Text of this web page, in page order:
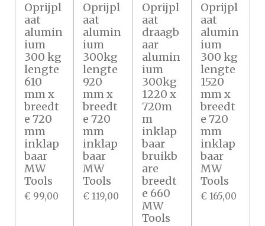
Oprijpl
aat
alumin
ium
300 kg
lengte
610
mm x
breedt
e 720
mm
inklap
baar
MW
Tools
€ 99,00
Oprijpl
aat
alumin
ium
300kg
lengte
920
mm x
breedt
e 720
mm
inklap
baar
MW
Tools
€ 119,00
Oprijpl
aat
draagb
aar
alumin
ium
300kg
1220 x
720m
m
inklap
baar
bruikb
are
breedt
e 660
MW
Tools
Oprijpl
aat
alumin
ium
300 kg
lengte
1520
mm x
breedt
e 720
mm
inklap
baar
MW
Tools
€ 165,00